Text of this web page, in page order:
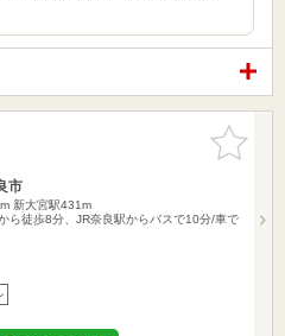
お気に入
りに追加
市
新大宮駅431m
ら徒歩8分、JR奈良駅からバスで10分/車で